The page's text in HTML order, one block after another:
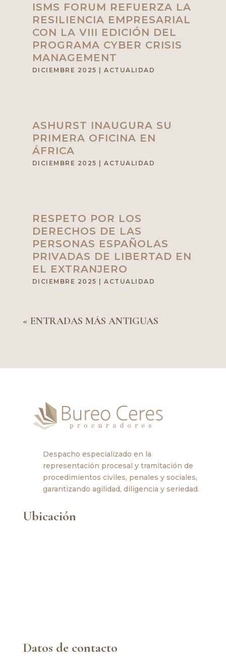
ISMS FORUM REFUERZA LA
RESILIENCIA EMPRESARIAL
CON LA VIII EDICIÓN DEL
PROGRAMA CYBER CRISIS
MANAGEMENT
DICIEMBRE 2025 |ACTUALIDAD
ASHURST INAUGURA SU
PRIMERA OFICINA EN
ÁFRICA
DICIEMBRE 2025 |ACTUALIDAD
RESPETO POR LOS
DERECHOS DE LAS
PERSONAS ESPAÑOLAS
PRIVADAS DE LIBERTAD EN
EL EXTRANJERO
DICIEMBRE 2025 |ACTUALIDAD
« ENTRADAS MÁS ANTIGUAS
Despacho especializado en la
representación procesal y tramitación de
procedimientos civiles, penales y sociales,
garantizando agilidad, diligencia y seriedad.
Ubicación
Datos de contacto